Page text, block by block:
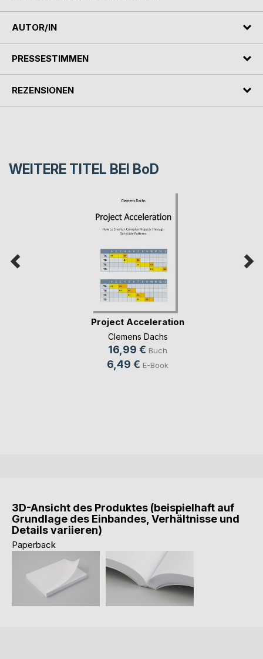
AUTOR/IN
PRESSESTIMMEN
REZENSIONEN
WEITERE TITEL BEI BoD
Project Acceleration
Clemens Dachs
16,99 € Buch
6,49 € E-Book
3D-Ansicht des Produktes (beispielhaft auf
Grundlage des Einbandes, Verhältnisse und
Details variieren)
Paperback